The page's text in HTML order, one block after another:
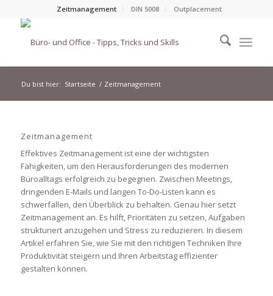
Zeitmanagement DIN 5008 Outplacement
Du bist hier: Startseite / Zeitmanagement
Zeitmanagement
Effektives Zeitmanagement ist eine der wichtigsten
Fähigkeiten, um den Herausforderungen des modernen
Büroalltags erfolgreich zu begegnen. Zwischen Meetings,
dringenden E-Mails und langen To-Do-Listen kann es
schwerfallen, den Überblick zu behalten. Genau hier setzt
Zeitmanagement an. Es hilft, Prioritäten zu setzen, Aufgaben
strukturiert anzugehen und Stress zu reduzieren. In diesem
Artikel erfahren Sie, wie Sie mit den richtigen Techniken Ihre
Produktivität steigern und Ihren Arbeitstag effizienter
gestalten können.